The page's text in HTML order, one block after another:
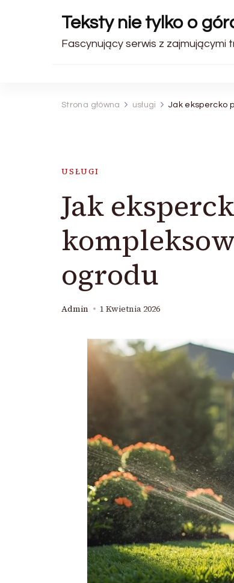
Teksty nie tylko o
Fascynujący serwis z zajmującymi
Strona główna usługi Jak ekspercko
USŁUGI
Jak
ogrodu
Admin 1 Kwietnia 2026